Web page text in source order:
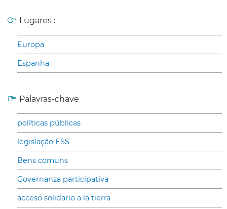
Lugares :
Europa
Espanha
Palavras-chave
políticas públicas
legislação ESS
Bens comuns
Governanza participativa
acceso solidario a la tierra